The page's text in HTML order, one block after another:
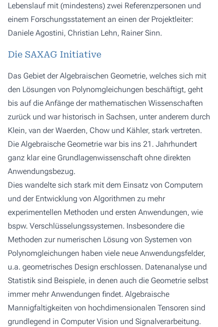
Lebenslauf mit (mindestens) zwei Referenzpersonen und
einem Forschungsstatement an einen der Projektleiter:
Daniele Agostini, Christian Lehn, Rainer Sinn.
Die SAXAG Initiative
Das Gebiet der Algebraischen Geometrie, welches sich mit
den Lösungen von Polynomgleichungen beschäftigt, geht
bis auf die Anfänge der mathematischen Wissenschaften
zurück und war historisch in Sachsen, unter anderem durch
Klein, van der Waerden, Chow und Kähler, stark vertreten.
Die Algebraische Geometrie war bis ins 21. Jahrhundert
ganz klar eine Grundlagenwissenschaft ohne direkten
Anwendungsbezug.
Dies wandelte sich stark mit dem Einsatz von Computern
und der Entwicklung von Algorithmen zu mehr
experimentellen Methoden und ersten Anwendungen, wie
bspw. Verschlüsselungssystemen. Insbesondere die
Methoden zur numerischen Lösung von Systemen von
Polynomgleichungen haben viele neue Anwendungsfelder,
u.a. geometrisches Design erschlossen. Datenanalyse und
Statistik sind Beispiele, in denen auch die Geometrie selbst
immer mehr Anwendungen findet. Algebraische
Mannigfaltigkeiten von hochdimensionalen Tensoren sind
grundlegend in Computer Vision und Signalverarbeitung.